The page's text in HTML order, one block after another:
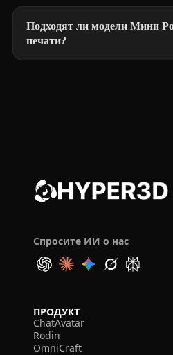
Подходят ли модели Мини
печати?
Спросите ИИ о нас
ПРОДУКТ
ChatAvatar
Rodin
OmniCraft